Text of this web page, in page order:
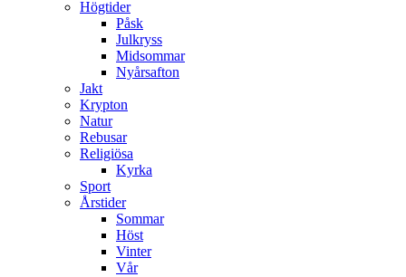
Högtider
Påsk
Julkryss
Midsommar
Nyårsafton
Jakt
Krypton
Natur
Rebusar
Religiösa
Kyrka
Sport
Årstider
Sommar
Höst
Vinter
Vår